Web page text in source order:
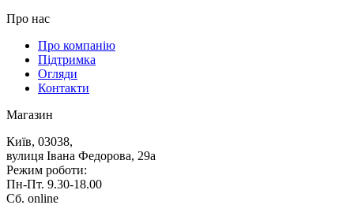
Про нас
Про компанію
Підтримка
Огляди
Контакти
Магазин
Київ, 03038,
вулиця Івана Федорова, 29а
Режим роботи:
Пн-Пт. 9.30-18.00
Сб. online